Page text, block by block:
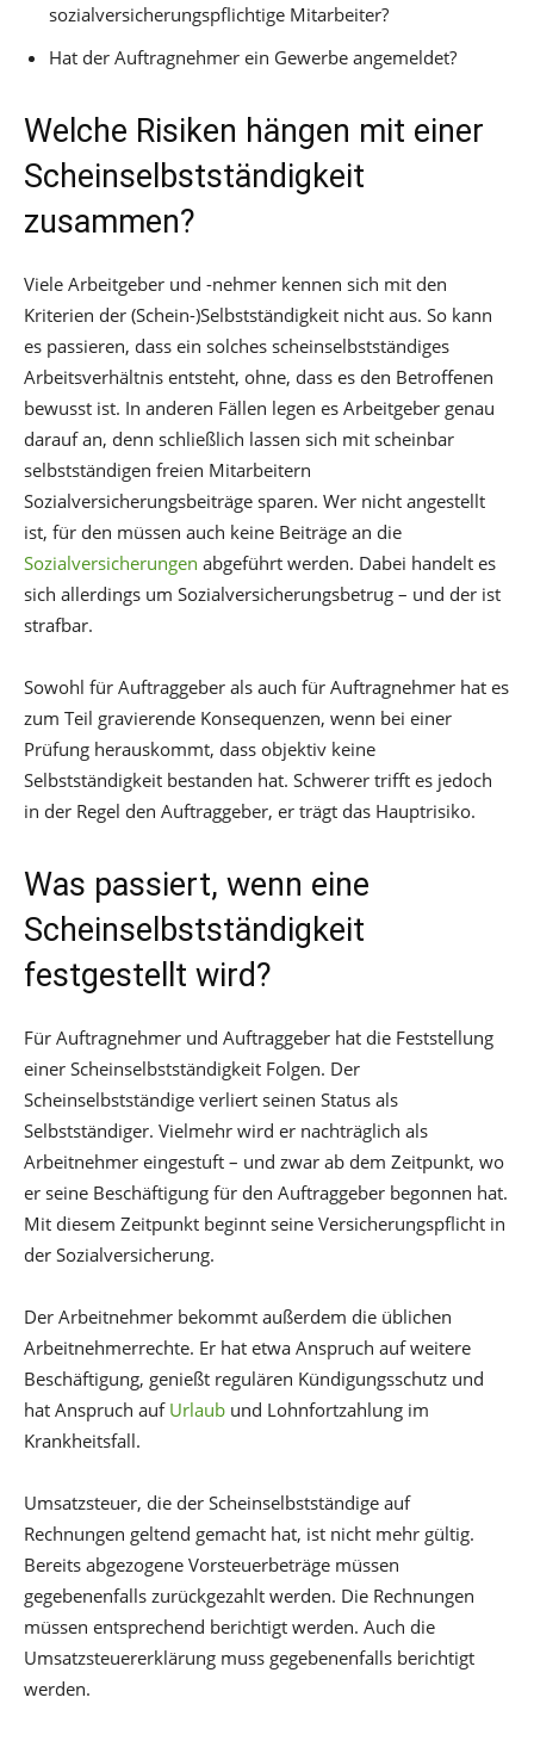
sozialversicherungspflichtige Mitarbeiter?
Hat der Auftragnehmer ein Gewerbe angemeldet?
Welche Risiken hängen mit einer
Scheinselbstständigkeit
zusammen?
Viele Arbeitgeber und -nehmer kennen sich mit den
Kriterien der (Schein-)Selbstständigkeit nicht aus. So kann
es passieren, dass ein solches scheinselbstständiges
Arbeitsverhältnis entsteht, ohne, dass es den Betroffenen
bewusst ist. In anderen Fällen legen es Arbeitgeber genau
darauf an, denn schließlich lassen sich mit scheinbar
selbstständigen freien Mitarbeitern
Sozialversicherungsbeiträge sparen. Wer nicht angestellt
ist, für den müssen auch keine Beiträge an die
Sozialversicherungen abgeführt werden. Dabei handelt es
sich allerdings um Sozialversicherungsbetrug – und der ist
strafbar.
Sowohl für Auftraggeber als auch für Auftragnehmer hat es
zum Teil gravierende Konsequenzen, wenn bei einer
Prüfung herauskommt, dass objektiv keine
Selbstständigkeit bestanden hat. Schwerer trifft es jedoch
in der Regel den Auftraggeber, er trägt das Hauptrisiko.
Was passiert, wenn eine
Scheinselbstständigkeit
festgestellt wird?
Für Auftragnehmer und Auftraggeber hat die Feststellung
einer Scheinselbstständigkeit Folgen. Der
Scheinselbstständige verliert seinen Status als
Selbstständiger. Vielmehr wird er nachträglich als
Arbeitnehmer eingestuft – und zwar ab dem Zeitpunkt, wo
er seine Beschäftigung für den Auftraggeber begonnen hat.
Mit diesem Zeitpunkt beginnt seine Versicherungspflicht in
der Sozialversicherung.
Der Arbeitnehmer bekommt außerdem die üblichen
Arbeitnehmerrechte. Er hat etwa Anspruch auf weitere
Beschäftigung, genießt regulären Kündigungsschutz und
hat Anspruch auf Urlaub und Lohnfortzahlung im
Krankheitsfall.
Umsatzsteuer, die der Scheinselbstständige auf
Rechnungen geltend gemacht hat, ist nicht mehr gültig.
Bereits abgezogene Vorsteuerbeträge müssen
gegebenenfalls zurückgezahlt werden. Die Rechnungen
müssen entsprechend berichtigt werden. Auch die
Umsatzsteuererklärung muss gegebenenfalls berichtigt
werden.